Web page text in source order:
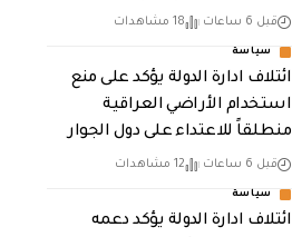
قبل 6 ساعات 18 مشاهدات
سياسة
ائتلاف ادارة الدولة يؤكد على منع
استخدام الأراضي العراقية
منطلقاً للاعتداء على دول الجوار
قبل 6 ساعات 12 مشاهدات
سياسة
ائتلاف ادارة الدولة يؤكد دعمه